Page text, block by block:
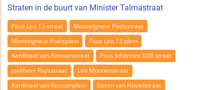
Straten in de buurt van Minister Talmastraat
Paus Leo 13 straat
Monseigneur Poelsstraat
Monseigneur Poelsplein
Paus Leo 13 plein
Kardinaal van Rossumstraat
Paus Johannes XXIII straat
Jonkheer Ruysstraat
Leo Moonenstraat
Kardinaal van Rossumplein
Baron van Hövellstraat